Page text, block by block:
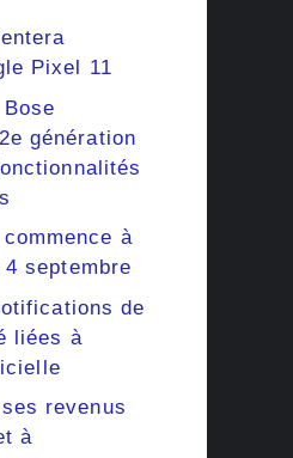
Pixel 11
génération
à
septembre
de
liées à
revenus
à